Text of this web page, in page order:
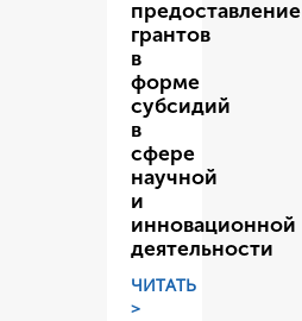
предоставление
грантов
в
форме
субсидий
в
сфере
научной
и
инновационной
деятельности
ЧИТАТЬ
>